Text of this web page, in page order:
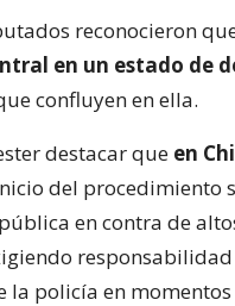
reconocieron
en un estado de
confluyen en ella.
destacar que en
del
en contra de
policía en